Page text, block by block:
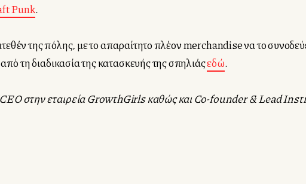
Punk.
της πόλης, με το απαραίτητο πλέον merchandise να το
τη διαδικασία της κατασκευής της σπηλιάςεδώ.
στην εταιρεία GrowthGirls καθώς και Co-founder & Lead